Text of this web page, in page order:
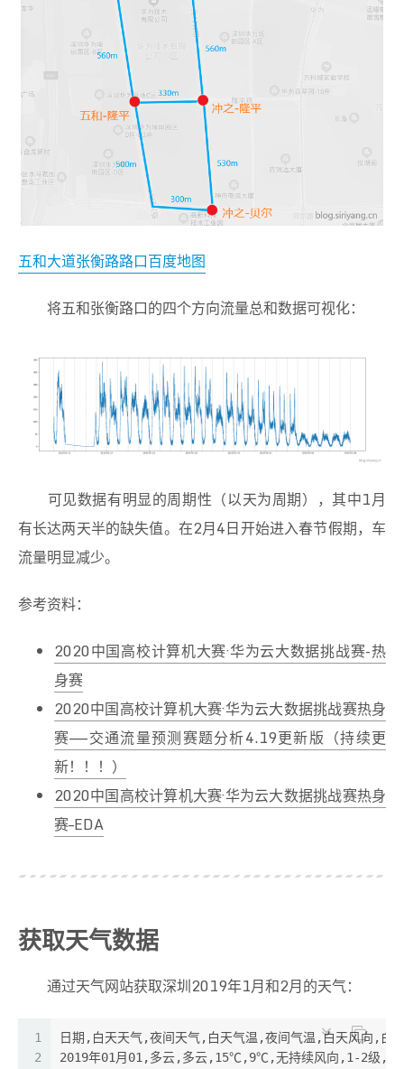
五和大道张衡路路口百度地图
将五和张衡路口的四个方向流量总和数据可视化：
可见数据有明显的周期性（以天为周期），其中1月
有长达两天半的缺失值。在2月4日开始进入春节假期，车
流量明显减少。
参考资料：
2020中国高校计算机大赛·华为云大数据挑战赛-热
身赛
2020中国高校计算机大赛·华为云大数据挑战赛热身
赛——交通流量预测赛题分析4.19更新版（持续更
新！！！）
2020中国高校计算机大赛·华为云大数据挑战赛热身
赛–EDA
获取天气数据
通过天气网站获取深圳2019年1月和2月的天气：
1
2
日期,白天天气,夜间天气,白天气温,夜间气温,白天风向,白
2019年01月01,多云,多云,15℃,9℃,无持续风向,1-2级,无